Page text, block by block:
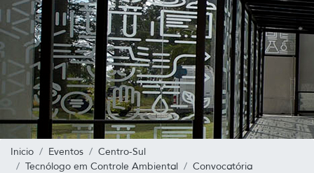
Inicio Eventos
Centro-Sul
Tecnólogo em Controle Ambiental
Convocatória